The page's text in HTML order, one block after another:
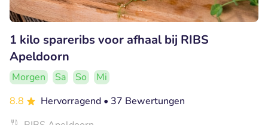
1 kilo spareribs voor afhaal bij RIBS
Apeldoorn
Morgen Sa So
Mi
8.8
Hervorragend • 37 Bewertungen